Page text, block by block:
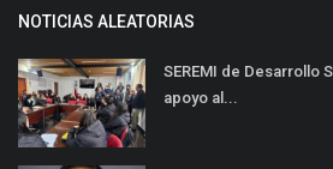
NOTICIAS ALEATORIAS
SEREMI de Desarrollo
apoyo al...